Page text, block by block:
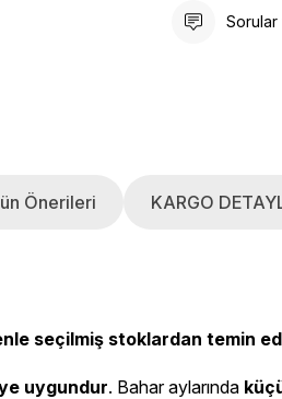
Önerileri KARGO
seçilmiş stoklardan temin
uygundur. Bahar aylarında